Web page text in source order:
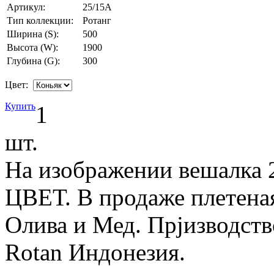
Артикул:
25/15A
Тип коллекции:
Ротанг
Ширина (S):
500
Высота (W):
1900
Глубина (G):
300
Цвет:
Купить1
шт.
На изображении вешалка
ЦВЕТ. В продаже
Олива и Мед.
Rotan Индонезия.